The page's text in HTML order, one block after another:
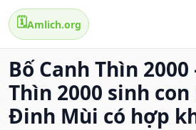
🗓️Amlich.org
Bố Canh Thìn 2000
Thìn 2000 sinh con
Đinh Mùi có hợp